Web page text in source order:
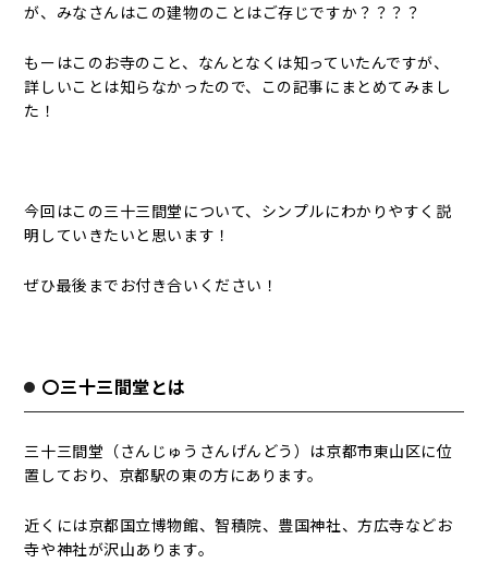
が、みなさんはこの建物のことはご存じですか？？？？
もーはこのお寺のこと、なんとなくは知っていたんですが、
詳しいことは知らなかったので、この記事にまとめてみまし
た！
今回はこの三十三間堂について、シンプルにわかりやすく説
明していきたいと思います！
ぜひ最後までお付き合いください！
〇三十三間堂とは
三十三間堂（さんじゅうさんげんどう）は京都市東山区に位
置しており、京都駅の東の方にあります。
近くには京都国立博物館、智積院、豊国神社、方広寺などお
寺や神社が沢山あります。